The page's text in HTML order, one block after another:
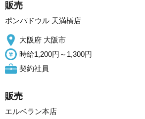
販売
ポンパドウル 天満橋店
大阪府 大阪市
時給1,200円～1,300円
契約社員
販売
エルベラン本店